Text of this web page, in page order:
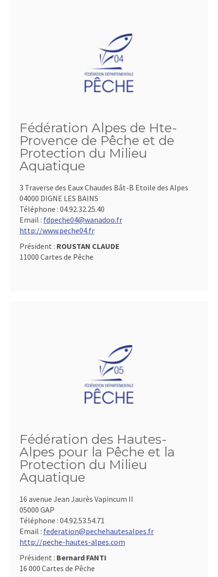
Fédération Alpes de Hte-
Provence de Pêche et de
Protection du Milieu
Aquatique
3 Traverse des Eaux Chaudes Bât-B Etoile des Alpes
04000 DIGNE LES BAINS
Téléphone : 04.92.32.25.40
Email : fdpeche04@wanadoo.fr
http://www.peche04.fr
Président : ROUSTAN CLAUDE
11000 Cartes de Pêche
Fédération des Hautes-
Alpes pour la Pêche et la
Protection du Milieu
Aquatique
16 avenue Jean Jaurès Vapincum II
05000 GAP
Téléphone : 04.92.53.54.71
Email : federation@pechehautesalpes.fr
http://peche-hautes-alpes.com
Président : Bernard FANTI
16 000 Cartes de Pêche